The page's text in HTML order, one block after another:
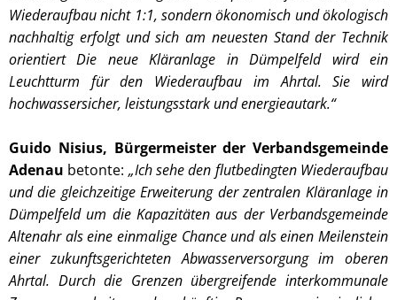
Wiederaufbau nicht 1:1, sondern ökonomisch und ökologisch
nachhaltig erfolgt und sich am neuesten Stand der Technik
orientiert Die neue Kläranlage in Dümpelfeld wird ein
Leuchtturm für den Wiederaufbau im Ahrtal. Sie wird
hochwassersicher, leistungsstark und energieautark.“
Guido Nisius, Bürgermeister der Verbandsgemeinde
Adenau betonte: „Ich sehe den flutbedingten Wiederaufbau
und die gleichzeitige Erweiterung der zentralen Kläranlage in
Dümpelfeld um die Kapazitäten aus der Verbandsgemeinde
Altenahr als eine einmalige Chance und als einen Meilenstein
einer zukunftsgerichteten Abwasserversorgung im oberen
Ahrtal. Durch die Grenzen übergreifende interkommunale